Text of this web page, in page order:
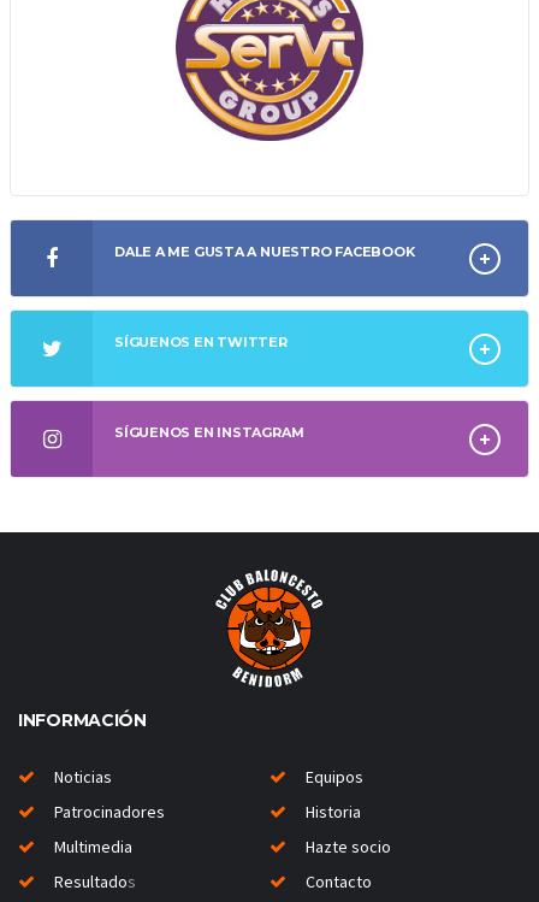
DALE A ME GUSTA A NUESTRO FACEBOOK
SÍGUENOS EN TWITTER
SÍGUENOS EN INSTAGRAM
INFORMACIÓN
Noticias
Equipos
Patrocinadores
Historia
Multimedia
Hazte socio
Resultados Contacto